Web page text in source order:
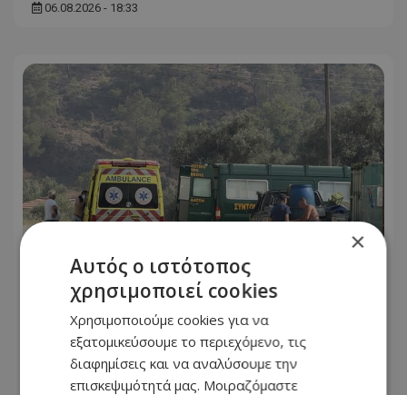
06.08.2026 - 18:33
Στα χέρια του ΥΠΑΜ το πόρισμα για
την πυρκαγιά στο Πεδίο Βολής Καλού
Χωριού – Αναμένει την ολοκλήρωση
της ποινικής έρευνας
×
Αυτός ο ιστότοπος
χρησιμοποιεί cookies
Χρησιμοποιούμε cookies για να
εξατομικεύσουμε το περιεχόμενο, τις
διαφημίσεις και να αναλύσουμε την
επισκεψιμότητά μας. Μοιραζόμαστε